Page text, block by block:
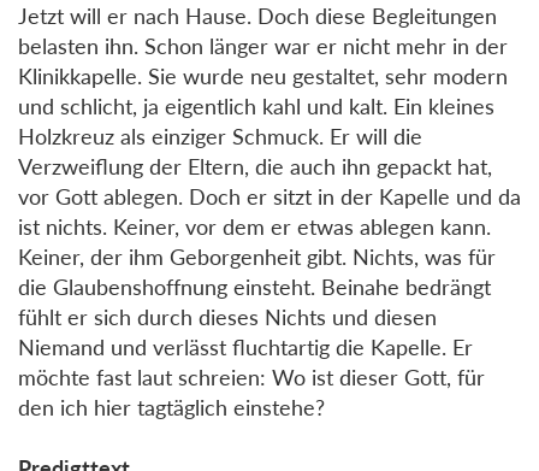
Jetzt will er nach Hause. Doch diese Begleitungen
belasten ihn. Schon länger war er nicht mehr in der
Klinikkapelle. Sie wurde neu gestaltet, sehr modern
und schlicht, ja eigentlich kahl und kalt. Ein kleines
Holzkreuz als einziger Schmuck. Er will die
Verzweiflung der Eltern, die auch ihn gepackt hat,
vor Gott ablegen. Doch er sitzt in der Kapelle und da
ist nichts. Keiner, vor dem er etwas ablegen kann.
Keiner, der ihm Geborgenheit gibt. Nichts, was für
die Glaubenshoffnung einsteht. Beinahe bedrängt
fühlt er sich durch dieses Nichts und diesen
Niemand und verlässt fluchtartig die Kapelle. Er
möchte fast laut schreien: Wo ist dieser Gott, für
den ich hier tagtäglich einstehe?